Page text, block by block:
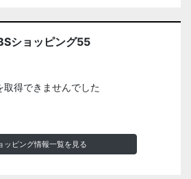
ショッピング55
取得できませんでした
ッピング情報一覧を見る